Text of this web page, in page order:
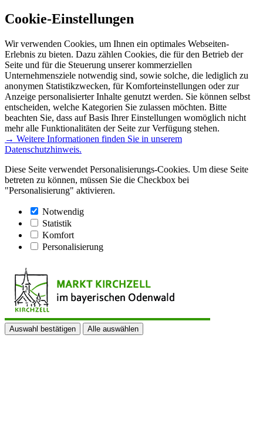
Cookie-Einstellungen
Wir verwenden Cookies, um Ihnen ein optimales Webseiten-
Erlebnis zu bieten. Dazu zählen Cookies, die für den Betrieb der
Seite und für die Steuerung unserer kommerziellen
Unternehmensziele notwendig sind, sowie solche, die lediglich zu
anonymen Statistikzwecken, für Komforteinstellungen oder zur
Anzeige personalisierter Inhalte genutzt werden. Sie können selbst
entscheiden, welche Kategorien Sie zulassen möchten. Bitte
beachten Sie, dass auf Basis Ihrer Einstellungen womöglich nicht
mehr alle Funktionalitäten der Seite zur Verfügung stehen.
→ Weitere Informationen finden Sie in unserem
Datenschutzhinweis.
Diese Seite verwendet Personalisierungs-Cookies. Um diese Seite
betreten zu können, müssen Sie die Checkbox bei
"Personalisierung" aktivieren.
Notwendig
Statistik
Komfort
Personalisierung
Auswahl bestätigen Alle auswählen